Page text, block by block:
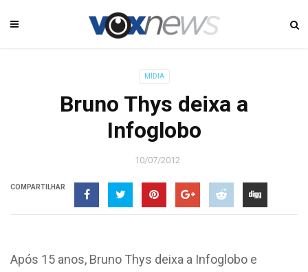
MÍDIA
Bruno Thys deixa a
Infoglobo
10/07/2012
COMPARTILHAR
Após 15 anos, Bruno Thys deixa a Infoglobo e